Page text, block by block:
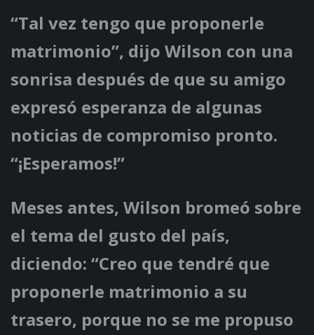
“Tal vez tengo que proponerle
matrimonio”, dijo Wilson con una
sonrisa después de que su amigo
expresó esperanza de algunas
noticias de compromiso pronto.
“¡Esperamos!”
Meses antes, Wilson bromeó sobre
el tema del gusto del país,
diciendo: “Creo que tendré que
proponerle matrimonio a su
trasero, porque no se me propuso